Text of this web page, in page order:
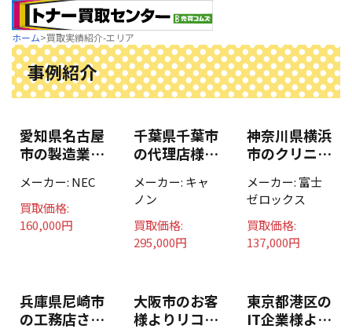
ホーム>買取実績紹介-エリア
事例紹介
愛知県名古屋
市の製造業様
ナー10箱お
買取りいたし
ました。
メーカー: NEC
買取価格:
160,000円
千葉県千葉市
の代理店様よ
リコートナー
60本お買取
りいたしまし
た。
メーカー: キャ
ノン
買取価格:
295,000円
神奈川県横浜
市のクリニッ
フィルムトナ
ー25本お買
取りいたしま
した。
メーカー: 富士
ゼロックス
買取価格:
137,000円
兵庫県尼崎市
の工務店さま
大阪市のお客
様よりリコー
東京都港区の
IT企業様より